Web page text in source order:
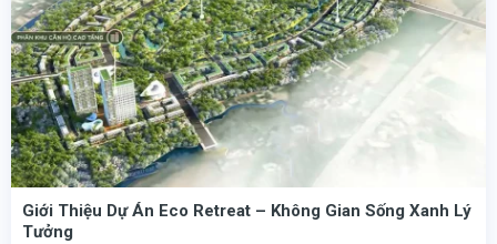
Giới Thiệu Dự Án Eco Retreat – Không Gian Sống Xanh Lý
Tưởng